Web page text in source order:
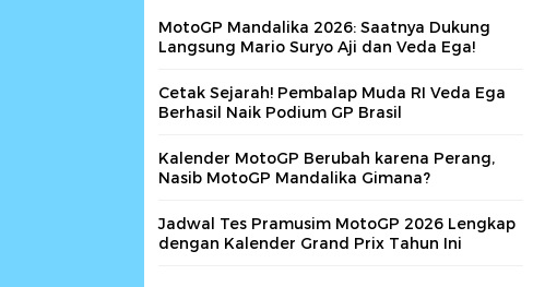
MotoGP Mandalika 2026: Saatnya Dukung
Langsung Mario Suryo Aji dan Veda Ega!
Cetak Sejarah! Pembalap Muda RI Veda Ega
Berhasil Naik Podium GP Brasil
Kalender MotoGP Berubah karena Perang,
Nasib MotoGP Mandalika Gimana?
Jadwal Tes Pramusim MotoGP 2026 Lengkap
dengan Kalender Grand Prix Tahun Ini